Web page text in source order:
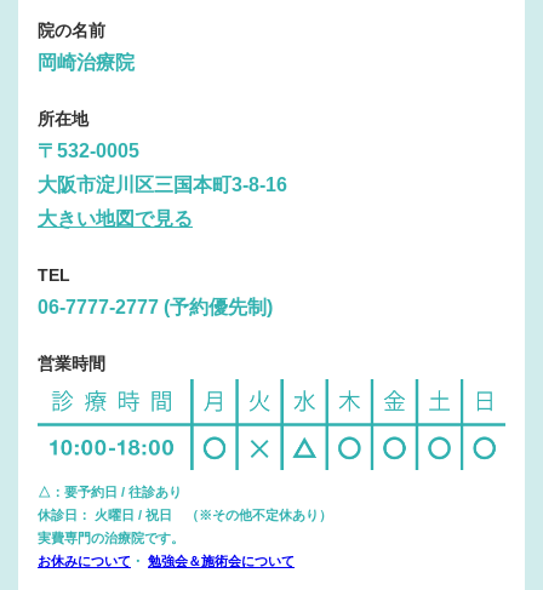
院の名前
岡崎治療院
所在地
〒532-0005
大阪市淀川区三国本町3-8-16
大きい地図で見る
TEL
06-7777-2777 (予約優先制)
営業時間
△：要予約日 / 往診あり
休診日： 火曜日 / 祝日 （※その他不定休あり）
実費専門の治療院です。
お休みについて ・ 勉強会＆施術会について